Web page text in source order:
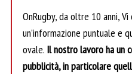
OnRugby, da oltre 10 anni,
un’informazione puntuale e
ovale. Il nostro lavoro ha un
pubblicità, in particolare